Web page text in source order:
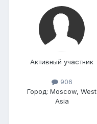
Активный участник
906
Город: Moscow, West
Asia